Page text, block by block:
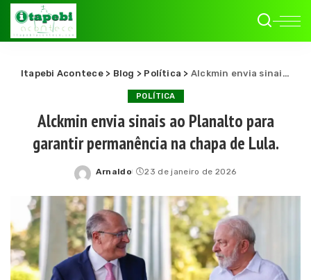
Itapebi Acontece> Blog > Política > Alckmin envia sinais ao Planalto para garantir permanência na chapa de Lula.
POLÍTICA
Alckmin envia sinais ao Planalto para
garantir permanência na chapa de Lula.
Posted
Arnaldo 23 de janeiro de 2026